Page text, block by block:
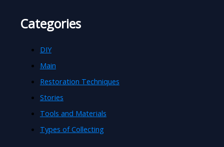
Categories
DIY
Main
Restoration Techniques
Stories
Tools and Materials
Types of Collecting